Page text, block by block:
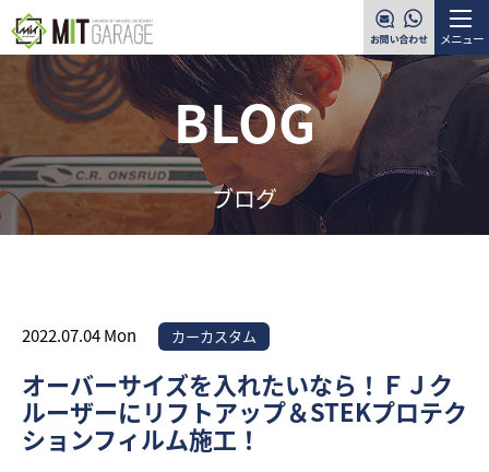
メニュー
BLOG
ブログ
2022.07.04 Mon カーカスタム
オーバーサイズを入れたいなら！ＦＪク
ルーザーにリフトアップ＆STEKプロテク
ションフィルム施工！